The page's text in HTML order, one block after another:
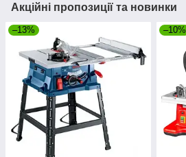
Акційні пропозиції та новинки
–13% –10%